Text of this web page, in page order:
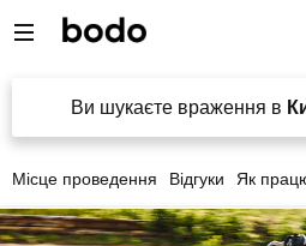
Ви шукаєте враження в
Місце проведення Відгуки Як